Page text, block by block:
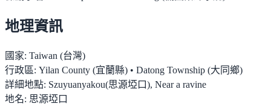
地理資訊
國家: Taiwan (台灣)
行政區: Yilan County (宜蘭縣) • Datong Township (大同鄉)
詳細地點: Szuyuanyakou(思源埡口), Near a ravine
地名: 思源埡口